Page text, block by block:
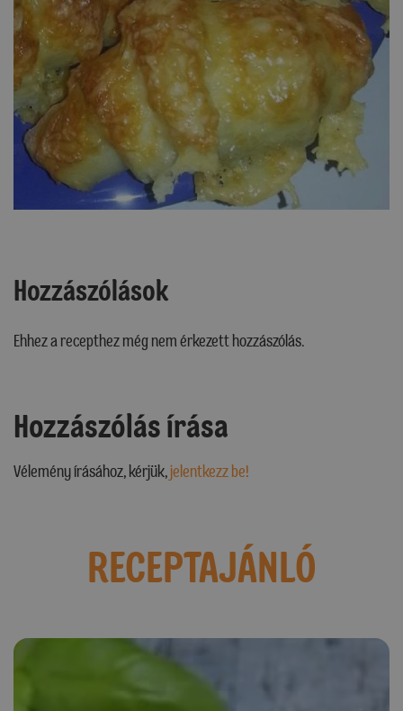
Hozzászólások
Ehhez a recepthez még nem érkezett hozzászólás.
Hozzászólás írása
Vélemény írásához, kérjük,jelentkezz be!
RECEPTAJÁNLÓ